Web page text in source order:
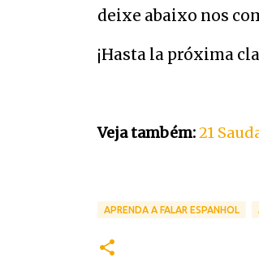
deixe abaixo nos
¡Hasta la próxima
Veja também:21
APRENDA A FALAR ESPANHOL